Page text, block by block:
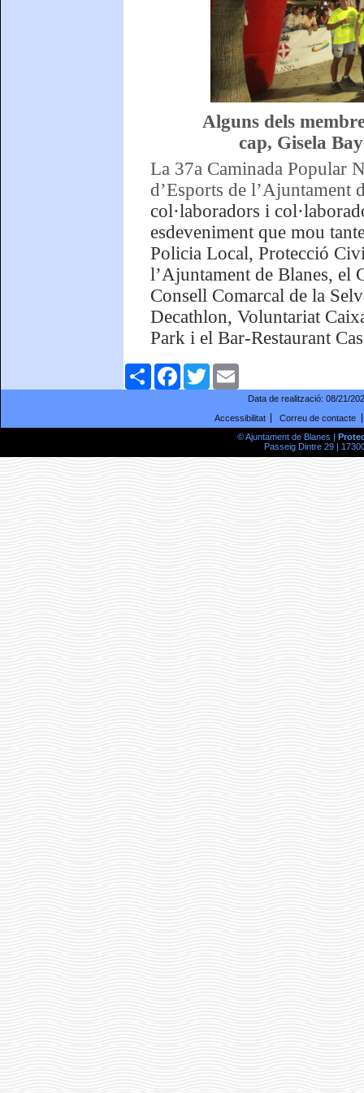
Alguns dels
cap, Gisela
La 37a Caminada Popular
d’Esports de l’Ajuntament
col·laboradors i
esdeveniment que mou
Policia Local, Protecció
l’Ajuntament de Blanes, el
Consell Comarcal de la
Decathlon, Voluntariat
Park i el Bar-Restaurant
ComparteixFacebookTwitter
Data de realització: 08/21/
Accessibilitat
Correu de contacte
© Ajuntament de Blanes |
Passeig Dintre 29 |